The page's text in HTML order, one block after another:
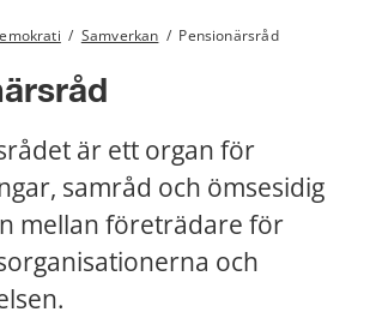
/ Samverkan / Pensionärsråd
är ett organ för
samråd och ömsesidig
mellan företrädare för
och